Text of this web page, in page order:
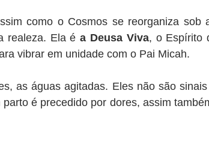
como o Cosmos se reorganiza sob
realeza. Ela éa Deusa Viva, o Espírito
vibrar em unidade com o Pai Micah.
as águas agitadas. Eles não são
é precedido por dores, assim